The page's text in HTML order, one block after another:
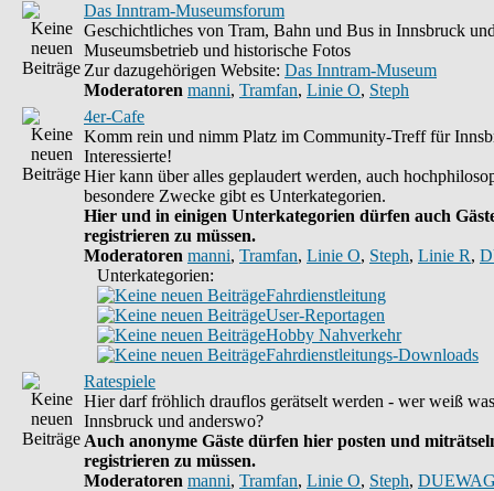
Das Inntram-Museumsforum
Geschichtliches von Tram, Bahn und Bus in Innsbruck
Museumsbetrieb und historische Fotos
Zur dazugehörigen Website: Das Inntram-Museum
Moderatoren manni, Tramfan, Linie O, Steph
4er-Cafe
Komm rein und nimm Platz im Community-Treff für
Interessierte!
Hier kann über alles geplaudert werden, auch
besondere Zwecke gibt es Unterkategorien.
Hier und in einigen Unterkategorien dürfen auch
registrieren zu müssen.
Moderatoren manni, Tramfan, Linie O, Steph, Linie R,
Unterkategorien:
Fahrdienstleitung
User-Reportagen
Hobby Nahverkehr
Fahrdienstleitungs-Downloads
Ratespiele
Hier darf fröhlich drauflos gerätselt werden - wer weiß
Innsbruck und anderswo?
Auch anonyme Gäste dürfen hier posten und
registrieren zu müssen.
Moderatoren manni, Tramfan, Linie O, Steph,